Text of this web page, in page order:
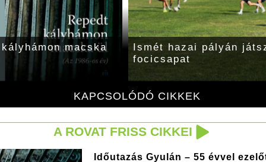
KAPCSOLÓDÓ CIKKEK
macska
Ismét hazai pályán
focicsapat
A ROVAT FRISS CIKKEI
Időutazás Gyulán – 55 évvel